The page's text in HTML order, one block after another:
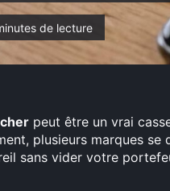
de lecture
peut être un vrai
plusieurs marques
sans vider votre